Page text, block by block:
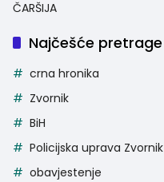
ČARŠIJA
Najčešće pretrage
crna hronika
Zvornik
BiH
Policijska uprava Zvornik
obavjestenje